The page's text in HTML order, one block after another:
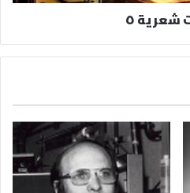
شعرية ٥